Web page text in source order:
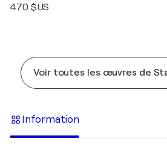
470 $US
Voir toutes les œuvres de
Information